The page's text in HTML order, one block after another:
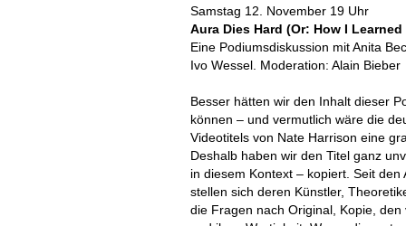
Samstag 12. November 19 Uhr
Aura Dies Hard (Or: How I
Eine Podiumsdiskussion mit Anita
Ivo Wessel. Moderation: Alain Bieber
Besser hätten wir den Inhalt dieser
können – und vermutlich wäre die
Videotitels von Nate Harrison eine
Deshalb haben wir den Titel ganz
in diesem Kontext – kopiert. Seit
stellen sich deren Künstler,
die Fragen nach Original, Kopie,